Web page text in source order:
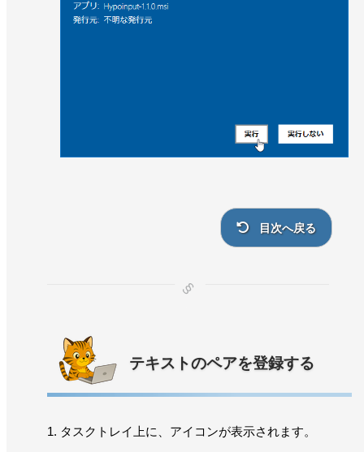
目次へ戻る
テキストのペアを登録する
タスクトレイ上に、アイコンが表示されます。